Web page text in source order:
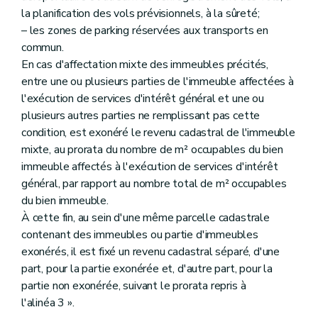
la planification des vols prévisionnels, à la sûreté;
– les zones de parking réservées aux transports en
commun.
En cas d'affectation mixte des immeubles précités,
entre une ou plusieurs parties de l'immeuble affectées à
l'exécution de services d'intérêt général et une ou
plusieurs autres parties ne remplissant pas cette
condition, est exonéré le revenu cadastral de l'immeuble
mixte, au prorata du nombre de m² occupables du bien
immeuble affectés à l'exécution de services d'intérêt
général, par rapport au nombre total de m² occupables
du bien immeuble.
À cette fin, au sein d'une même parcelle cadastrale
contenant des immeubles ou partie d'immeubles
exonérés, il est fixé un revenu cadastral séparé, d'une
part, pour la partie exonérée et, d'autre part, pour la
partie non exonérée, suivant le prorata repris à
l'alinéa 3 ».